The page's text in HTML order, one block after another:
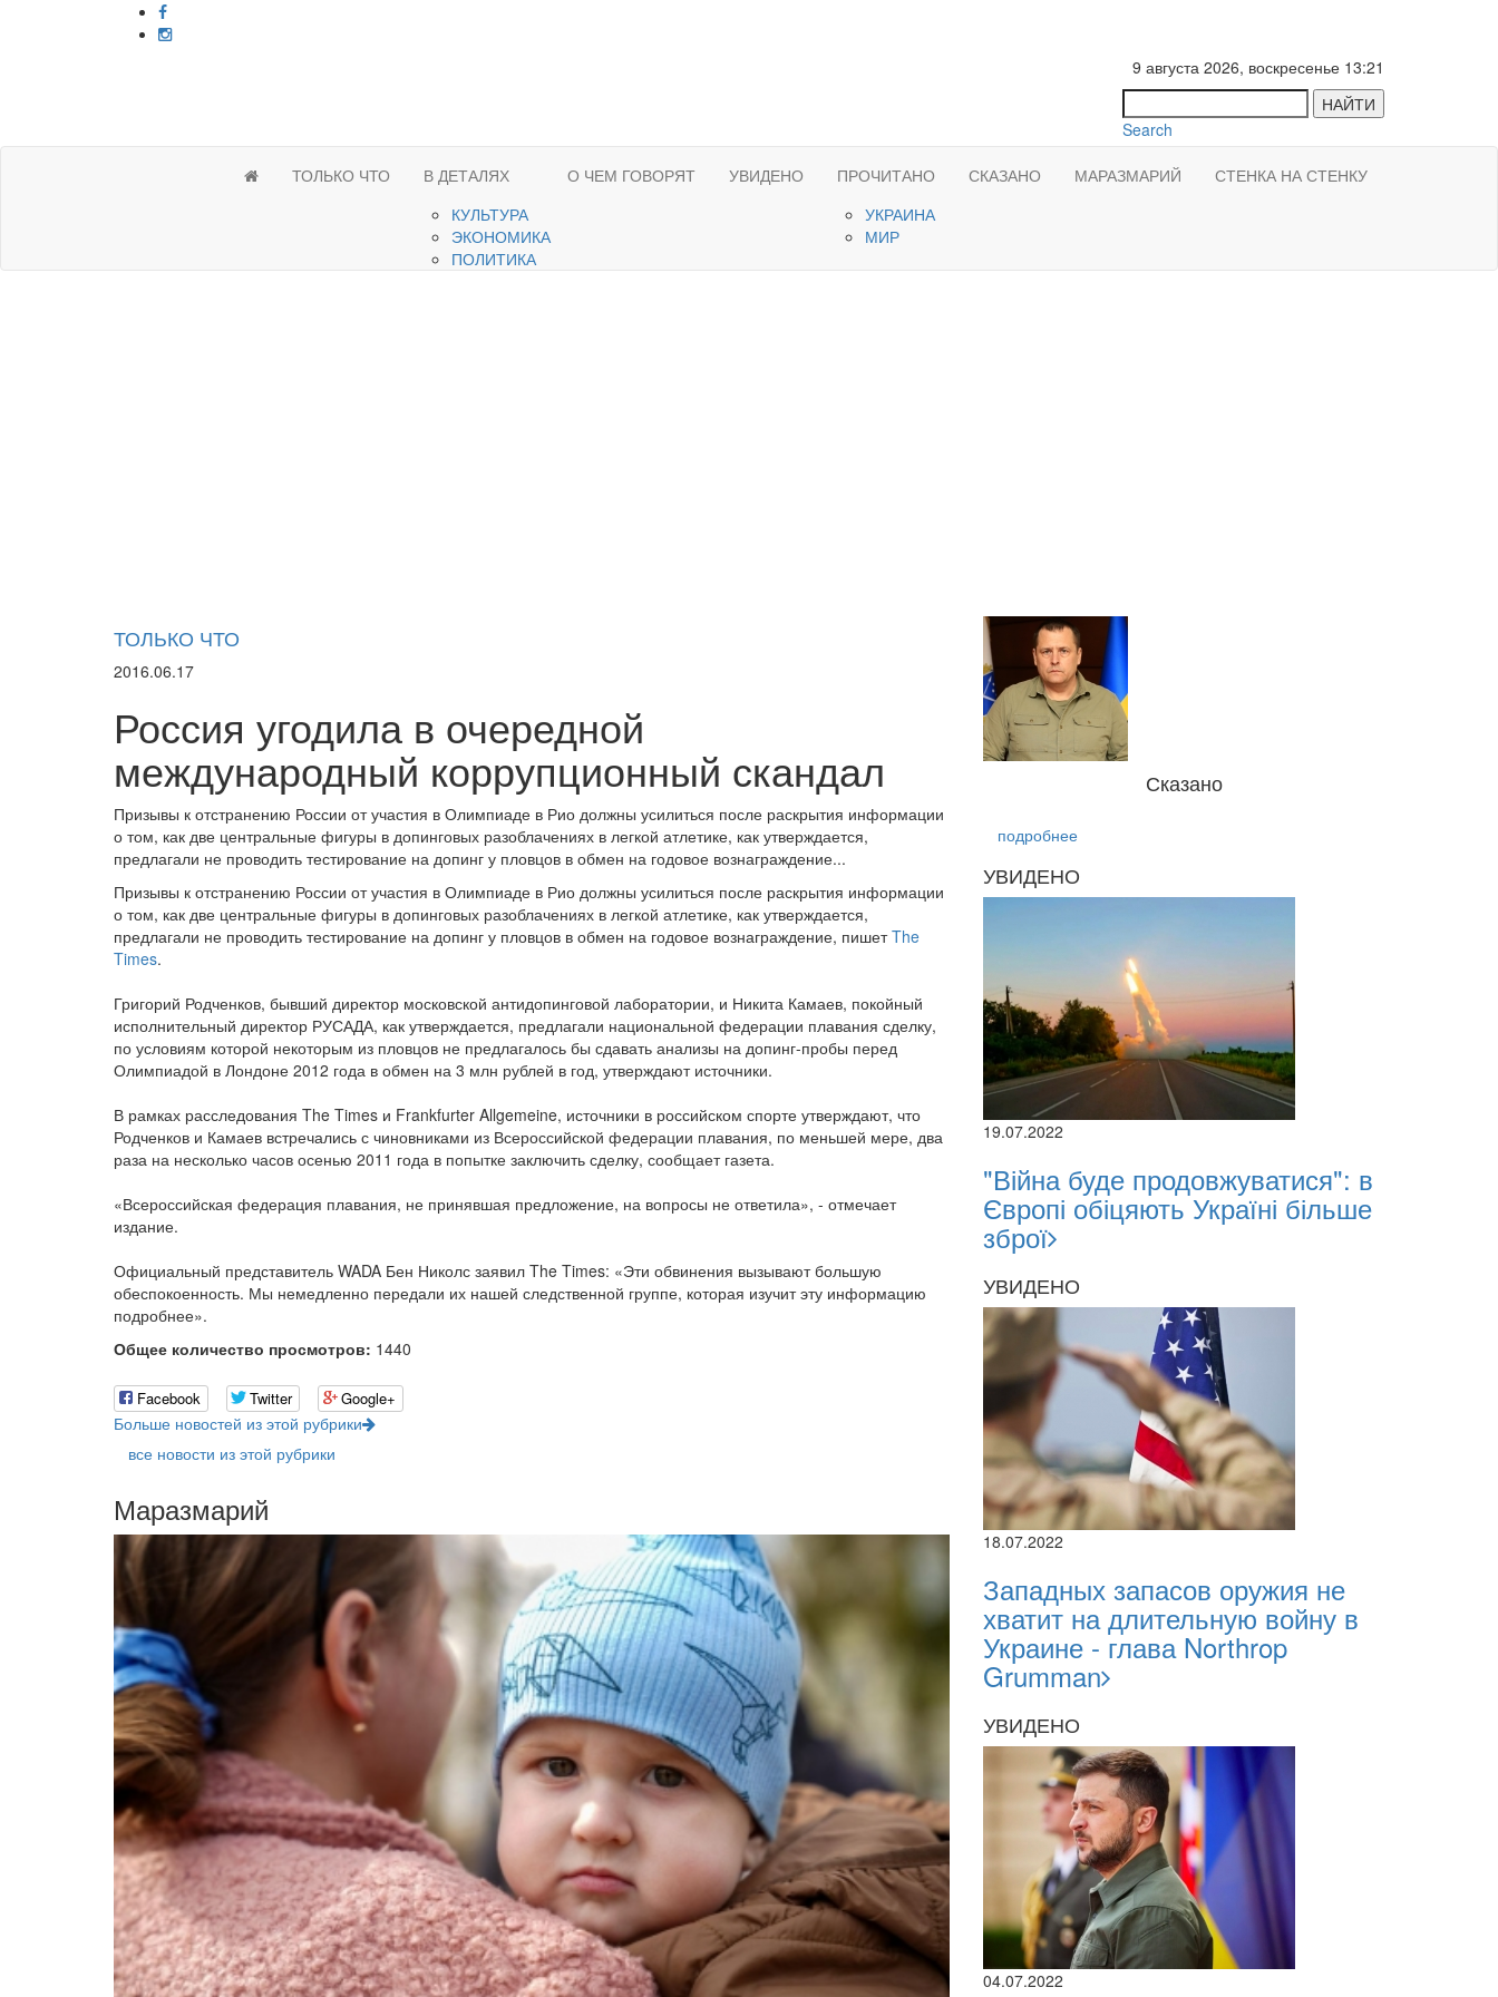
9 августа 2026, воскресенье 13:21
НАЙТИ
Search
ТОЛЬКО ЧТО
В ДЕТАЛЯХ
КУЛЬТУРА
ЭКОНОМИКА
ПОЛИТИКА
О ЧЕМ ГОВОРЯТ УВИДЕНО
ПРОЧИТАНО
УКРАИНА
МИР
СКАЗАНО МАРАЗМАРИЙ СТЕНКА НА СТЕНКУ
ТОЛЬКО ЧТО
2016.06.17
Россия угодила в очередной
международный коррупционный скандал
Призывы к отстранению России от участия в Олимпиаде в Рио должны усилиться после раскрытия информации
о том, как две центральные фигуры в допинговых разоблачениях в легкой атлетике, как утверждается,
предлагали не проводить тестирование на допинг у пловцов в обмен на годовое вознаграждение...
Призывы к отстранению России от участия в Олимпиаде в Рио должны усилиться после раскрытия информации
о том, как две центральные фигуры в допинговых разоблачениях в легкой атлетике, как утверждается,
предлагали не проводить тестирование на допинг у пловцов в обмен на годовое вознаграждение, пишетThe
Times.
Григорий Родченков, бывший директор московской антидопинговой лаборатории, и Никита Камаев, покойный
исполнительный директор РУСАДА, как утверждается, предлагали национальной федерации плавания сделку,
по условиям которой некоторым из пловцов не предлагалось бы сдавать анализы на допинг-пробы перед
Олимпиадой в Лондоне 2012 года в обмен на 3 млн рублей в год, утверждают источники.
В рамках расследования The Times и Frankfurter Allgemeine, источники в российском спорте утверждают, что
Родченков и Камаев встречались с чиновниками из Всероссийской федерации плавания, по меньшей мере, два
раза на несколько часов осенью 2011 года в попытке заключить сделку, сообщает газета.
«Всероссийская федерация плавания, не принявшая предложение, на вопросы не ответила», - отмечает
издание.
Официальный представитель WADA Бен Николс заявил The Times: «Эти обвинения вызывают большую
обеспокоенность. Мы немедленно передали их нашей следственной группе, которая изучит эту информацию
подробнее».
Общее количество просмотров: 1440
Facebook Twitter Google+
Больше новостей из этой рубрики
все новости из этой рубрики
Маразмарий
Сказано
подробнее
УВИДЕНО
19.07.2022
"Війна буде продовжуватися": в
Європі обіцяють Україні більше
зброї
УВИДЕНО
18.07.2022
Западных запасов оружия не
хватит на длительную войну в
Украине - глава Northrop
Grumman
УВИДЕНО
04.07.2022